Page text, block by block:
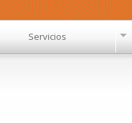
Servicios